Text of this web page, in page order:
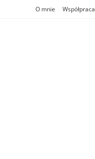
O mnie Współpraca